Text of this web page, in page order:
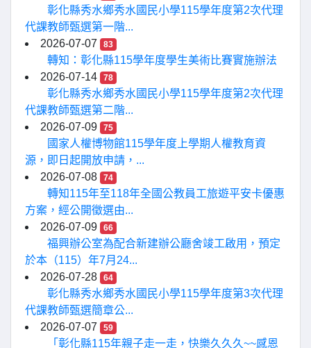
彰化縣秀水鄉秀水國民小學115學年度第2次代理
代課教師甄選第一階...
2026-07-07
83
轉知：彰化縣115學年度學生美術比賽實施辦法
2026-07-14
78
彰化縣秀水鄉秀水國民小學115學年度第2次代理
代課教師甄選第二階...
2026-07-09
75
國家人權博物館115學年度上學期人權教育資
源，即日起開放申請，...
2026-07-08
74
轉知115年至118年全國公教員工旅遊平安卡優惠
方案，經公開徵選由...
2026-07-09
66
福興辦公室為配合新建辦公廳舍竣工啟用，預定
於本（115）年7月24...
2026-07-28
64
彰化縣秀水鄉秀水國民小學115學年度第3次代理
代課教師甄選簡章公...
2026-07-07
59
「彰化縣115年親子走一走，快樂久久久~~感恩